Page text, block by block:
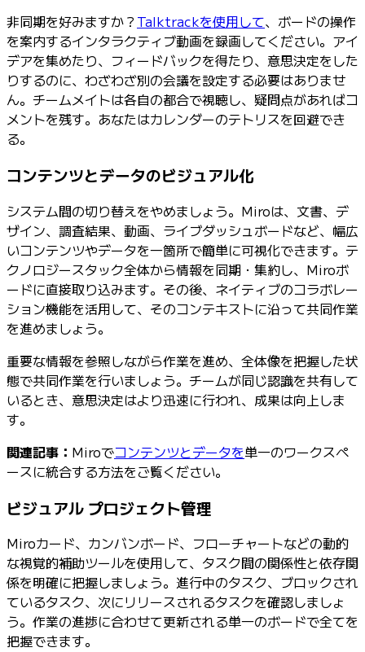
非同期を好みますか？ Talktrackを使用して、ボードの操作
を案内するインタラクティブ動画を録画してください。アイ
デアを集めたり、フィードバックを得たり、意思決定をした
りするのに、わざわざ別の会議を設定する必要はありませ
ん。チームメイトは各自の都合で視聴し、疑問点があればコ
メントを残す。あなたはカレンダーのテトリスを回避でき
る。
コンテンツとデータのビジュアル化
システム間の切り替えをやめましょう。Miroは、文書、デ
ザイン、調査結果、動画、ライブダッシュボードなど、幅広
いコンテンツやデータを一箇所で簡単に可視化できます。テ
クノロジースタック全体から情報を同期・集約し、Miroボ
ードに直接取り込みます。その後、ネイティブのコラボレー
ション機能を活用して、そのコンテキストに沿って共同作業
を進めましょう。
重要な情報を参照しながら作業を進め、全体像を把握した状
態で共同作業を行いましょう。チームが同じ認識を共有して
いるとき、意思決定はより迅速に行われ、成果は向上しま
す。
関連記事： Miroでコンテンツとデータを単一のワークスペ
ースに統合する方法をご覧ください。
ビジュアル プロジェクト管理
Miroカード、カンバンボード、フローチャートなどの動的
な視覚的補助ツールを使用して、タスク間の関係性と依存関
係を明確に把握しましょう。進行中のタスク、ブロックされ
ているタスク、次にリリースされるタスクを確認しましょ
う。作業の進捗に合わせて更新される単一のボードで全てを
把握できます。